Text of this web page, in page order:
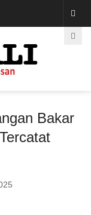
Bakar